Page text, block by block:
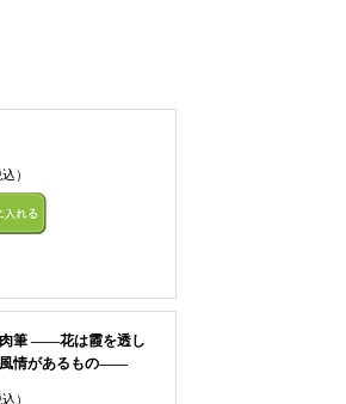
込）
筆 ――花は霞を透し
風情があるもの――
込）